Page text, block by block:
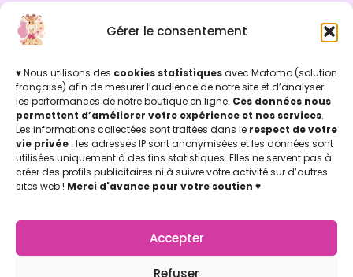
Gérer le consentement
♥ Nous utilisons des cookies statistiquesavec Matomo (solution
française) afin de mesurer l’audience de notre site et d’analyser
les performances de notre boutique en ligne. Ces données nous
permettent d’améliorer votre expérience et nos services.
Les informations collectées sont traitées dans le respect de votre
vie privée : les adresses IP sont anonymisées et les données sont
utilisées uniquement à des fins statistiques. Elles ne servent pas à
créer des profils publicitaires ni à suivre votre activité sur d’autres
sites web ! Merci d'avance pour votre soutien ♥
Accepter
Refuser
INFOS LÉGALES
Mentions légales & Politique de confidentialité
Politique de cookies
Conditions Générales de Vente (CGV)
Licence d'utilisation
Concu par Marion Jicoulat avec ♡
Apprentie Girafe ® Marque Déposée
APPRENTIE GIRAFE
La Boutique
Mon compte
Notre Appli Girafe2poche